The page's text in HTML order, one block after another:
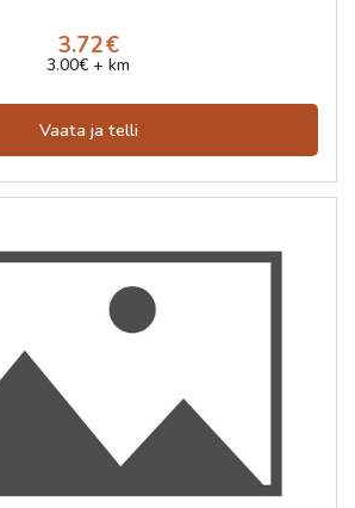
3.72€
3.00€ + km
Vaata ja telli